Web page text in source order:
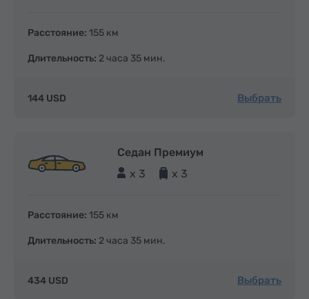
Расстояние: 155 км
Длительность: 2 часа 35 мин.
144 USD Выбрать
Седан Премиум
x 3
x 3
Расстояние: 155 км
Длительность: 2 часа 35 мин.
434 USD Выбрать